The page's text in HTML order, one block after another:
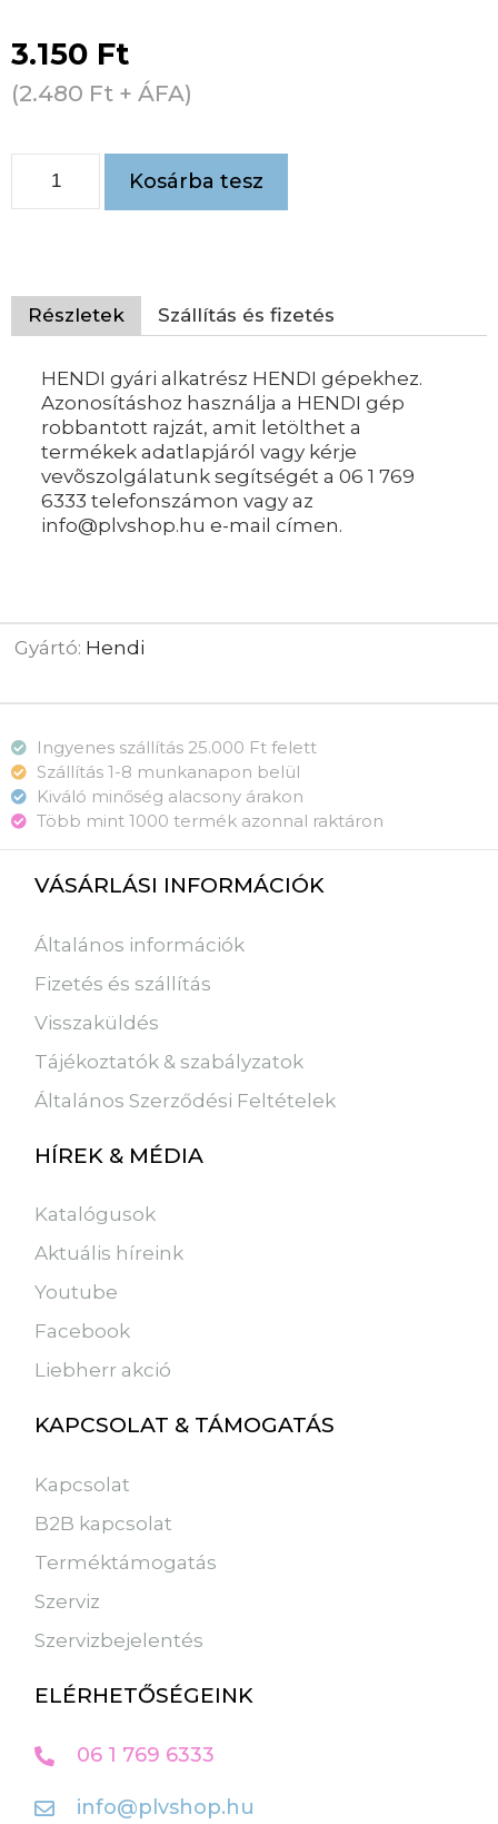
3.150 Ft
(2.480 Ft + ÁFA)
Kosárba tesz
Részletek Szállítás és fizetés
HENDI gyári alkatrész HENDI gépekhez.
Azonosításhoz használja a HENDI gép
robbantott rajzát, amit letölthet a
termékek adatlapjáról vagy kérje
vevõszolgálatunk segítségét a 06 1 769
6333 telefonszámon vagy az
info@plvshop.hu e-mail címen.
Gyártó: Hendi
Ingyenes szállítás 25.000 Ft felett
Szállítás 1-8 munkanapon belül
Kiváló minőség alacsony árakon
Több mint 1000 termék azonnal raktáron
VÁSÁRLÁSI INFORMÁCIÓK
Általános információk
Fizetés és szállítás
Visszaküldés
Tájékoztatók & szabályzatok
Általános Szerződési Feltételek
HÍREK & MÉDIA
Katalógusok
Aktuális híreink
Youtube
Facebook
Liebherr akció
KAPCSOLAT & TÁMOGATÁS
Kapcsolat
B2B kapcsolat
Terméktámogatás
Szerviz
Szervizbejelentés
ELÉRHETŐSÉGEINK
06 1 769 6333
info@plvshop.hu